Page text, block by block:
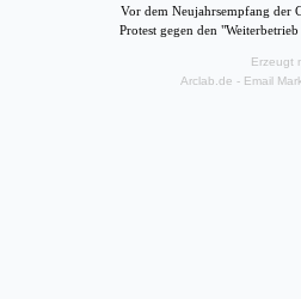
Vor dem Neujahrsempfang der
Protest gegen den
Erzeugt
Arclab.de - Email